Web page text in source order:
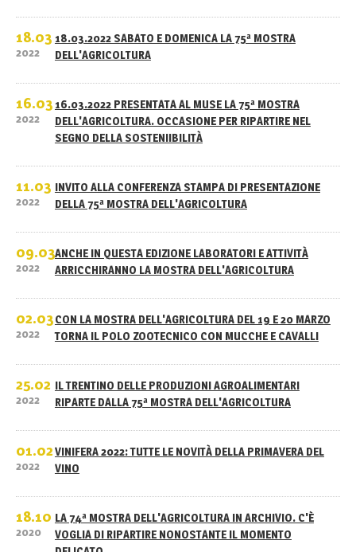
18.03
2022
18.03.2022 SABATO E DOMENICA LA 75ª MOSTRA
DELL'AGRICOLTURA
16.03
2022
16.03.2022 PRESENTATA AL MUSE LA 75ª MOSTRA
DELL'AGRICOLTURA. OCCASIONE PER RIPARTIRE NEL
SEGNO DELLA SOSTENIIBILITÀ
11.03
2022
INVITO ALLA CONFERENZA STAMPA DI PRESENTAZIONE
DELLA 75ª MOSTRA DELL'AGRICOLTURA
09.03
2022
ANCHE IN QUESTA EDIZIONE LABORATORI E ATTIVITÀ
ARRICCHIRANNO LA MOSTRA DELL'AGRICOLTURA
02.03
2022
CON LA MOSTRA DELL'AGRICOLTURA DEL 19 E 20 MARZO
TORNA IL POLO ZOOTECNICO CON MUCCHE E CAVALLI
25.02
2022
IL TRENTINO DELLE PRODUZIONI AGROALIMENTARI
RIPARTE DALLA 75ª MOSTRA DELL'AGRICOLTURA
01.02
2022
VINIFERA 2022: TUTTE LE NOVITÀ DELLA PRIMAVERA DEL
VINO
18.10
2020
LA 74ª MOSTRA DELL'AGRICOLTURA IN ARCHIVIO. C'È
VOGLIA DI RIPARTIRE NONOSTANTE IL MOMENTO